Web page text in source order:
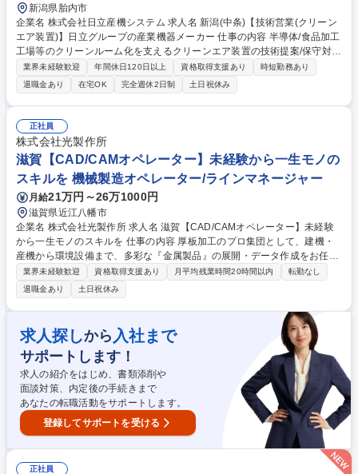
新潟県胎内市
企業名 株式会社日立産機システム 求人名 新潟(中条)【技術営業(クリーン
エア装置)】日立グループの産業機器メーカー 仕事の内容 半導体/食品加工
工場等のクリーンルーム化を支えるクリーンエア装置の技術提案/保守対応
をお任せ。高い省エネ技術と国内トップクラスのシェアを誇るクリーンエ
ア事業。成長領域の清浄環境づくりに技術面から関与。 【具体的な業務内
容】 ■産業用空気清浄機器の技術提案 ■筐体構造・部品選定など設計基礎
の習得 ■既存顧客への仕様確認・課題ヒアリング ■簡単なメンテナンス、
保守対応 ■全国顧客先への出張対応、導入支援 募集職種 新潟(中条)【技術
営業(クリーンエア装置)】日立グループの産業機器メーカー
業界未経験歓迎 年間休日120日以上 資格取得支援あり
時短勤務あり
退職金あり
在宅OK 完全週休2日制 土日祝休み
正社員
株式会社光製作所
滋賀【CAD/CAMオペレーター】未経験から一生モノの
スキルを 機械製造オペレーター/ラインマネージャー
月給21万円～26万1000円
滋賀県近江八幡市
企業名 株式会社光製作所 求人名 滋賀【CAD/CAMオペレーター】未経験
から一生モノのスキルを 仕事の内容 厚板加工のプロ集団として、建機・
産機から環境設備まで、多彩な『金属製品』の展開・データ作成をお任せ
します。 ■図面の展開： 大手メーカーからの3D/2D図面を、加工機が読み
取れる平面図に展開します ■データ作成（CAM）： レーザー加工機など
を動かすための専用データを作成します ■現場連携・軽作業： データの通
りに加工できるか現場の職人と打ち合わせたり、加工された部品（重量物
を含む）の確認・移動などの付随業務を行います 【使用CAD】■DraftSig
ht（AutoCad）■SolidWorks（Fusion360） 募集職種 滋賀【CAD/CAMオ
ペレーター】未経験から一生モノのスキルを
業界未経験歓迎 資格取得支援あり 月平均残業時間20時間以内
転勤なし
退職金あり
土日祝休み
求人探しから 入社まで
サポートします！
求人の紹介をはじめ、書類添削や
面談対策、内定後の手続きまで
あなたの転職活動をサポートします。
登録してサポートを受ける
正社員